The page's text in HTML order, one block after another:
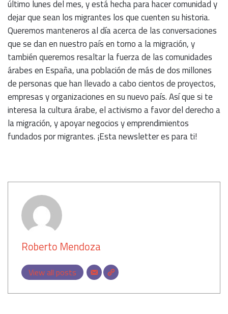
último lunes del mes, y está hecha para hacer comunidad y
dejar que sean los migrantes los que cuenten su historia.
Queremos manteneros al día acerca de las conversaciones
que se dan en nuestro país en torno a la migración, y
también queremos resaltar la fuerza de las comunidades
árabes en España, una población de más de dos millones
de personas que han llevado a cabo cientos de proyectos,
empresas y organizaciones en su nuevo país. Así que si te
interesa la cultura árabe, el activismo a favor del derecho a
la migración, y apoyar negocios y emprendimientos
fundados por migrantes. ¡Esta newsletter es para ti!
Roberto Mendoza
View all posts